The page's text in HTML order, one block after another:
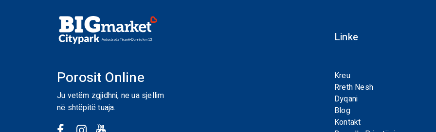
Linke
Porosit Online
Ju vetëm zgjidhni, ne ua sjellim
në shtëpitë tuaja.
Kreu
Rreth Nesh
Dyqani
Blog
Kontakt